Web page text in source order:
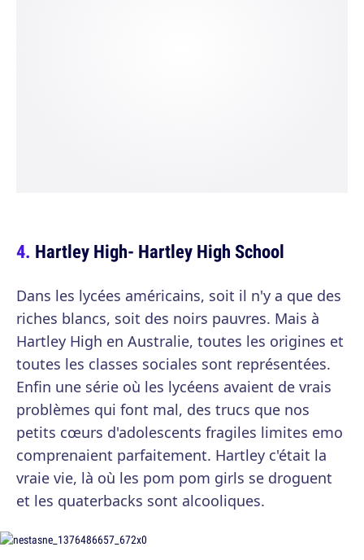
Hartley High- Hartley High School
Dans les lycées américains, soit il n'y a que des
riches blancs, soit des noirs pauvres. Mais à
Hartley High en Australie, toutes les origines et
toutes les classes sociales sont représentées.
Enfin une série où les lycéens avaient de vrais
problèmes qui font mal, des trucs que nos
petits cœurs d'adolescents fragiles limites emo
comprenaient parfaitement. Hartley c'était la
vraie vie, là où les pom pom girls se droguent
et les quaterbacks sont alcooliques.